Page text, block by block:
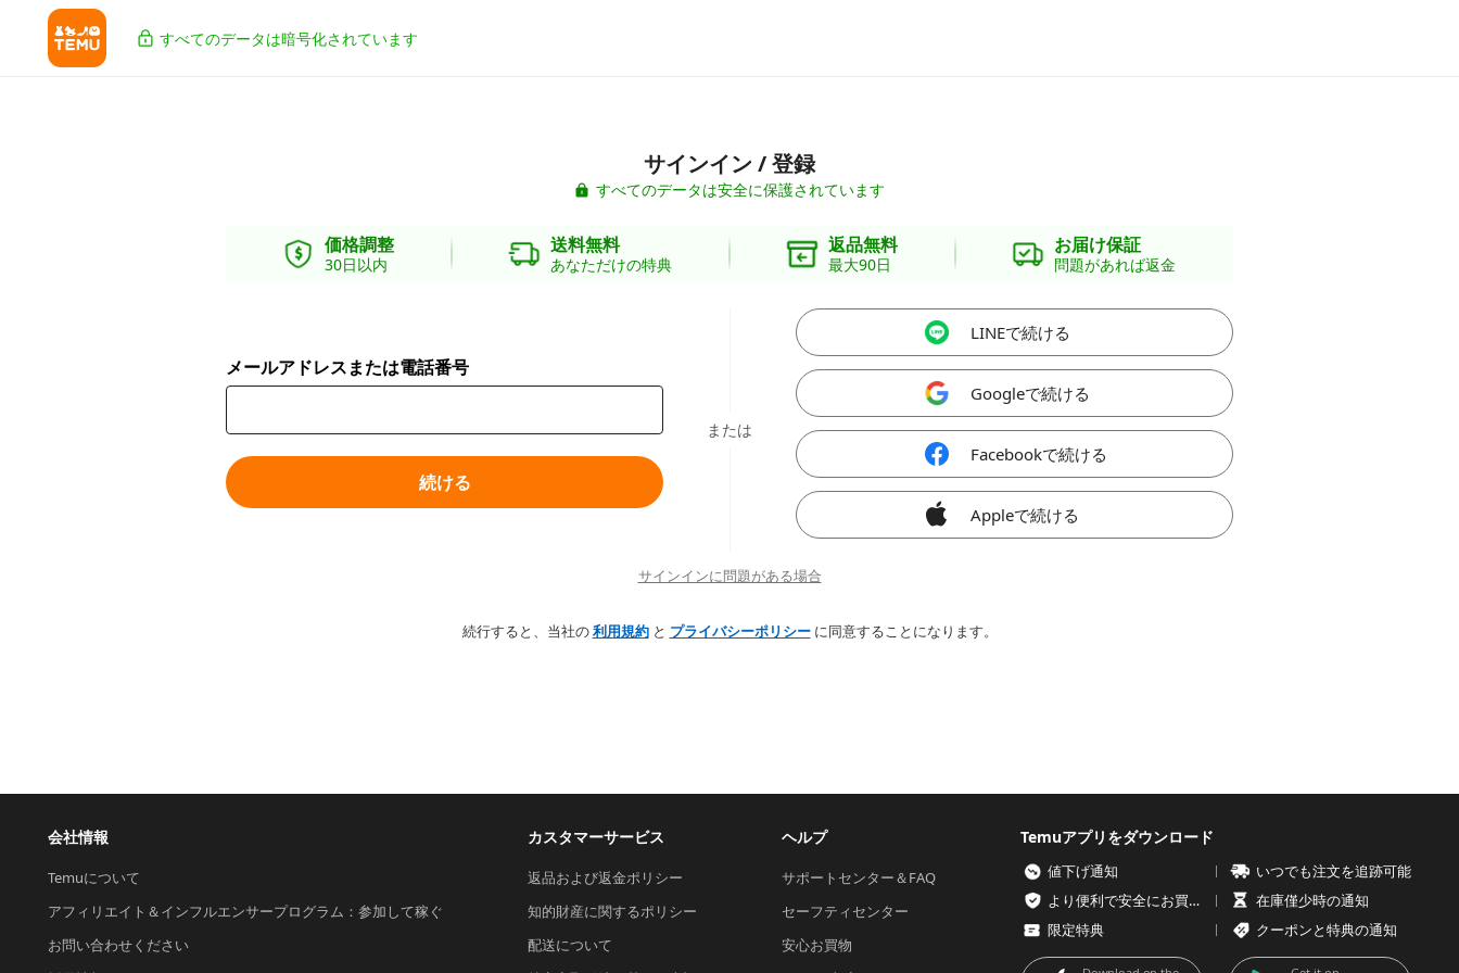
すべてのデータは暗号化されています
サインイン / 登録
すべてのデータは安全に保護されています
価格調整
30日以内
送料無料
あなただけの特典
返品無料
最大90日
お届け保証
問題があれば返金
メールアドレスまたは電話番号
続ける
または
LINEで続ける
Googleで続ける
Facebookで続ける
Appleで続ける
サインインに問題がある場合
続行すると、当社の利用規約と プライバシーポリシーに同意することになります。
会社情報
Temuについて
アフィリエイト＆インフルエンサープログラム：参加して稼ぐ
お問い合わせください
カスタマーサービス
返品および返金ポリシー
知的財産に関するポリシー
配送について
ヘルプ
サポートセンター＆FAQ
セーフティセンター
安心お買物
Temuアプリをダウンロード
値下げ通知
いつでも注文を追跡可能
より便利で安全にお買い物を
在庫僅少時の通知
限定特典
クーポンと特典の通知